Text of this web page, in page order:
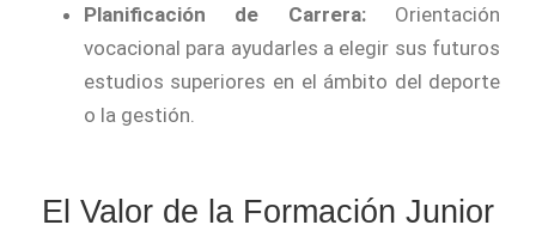
Planificación de Carrera:Orientación
vocacional para ayudarles a elegir sus futuros
estudios superiores en el ámbito del deporte
o la gestión.
El Valor de la Formación Junior